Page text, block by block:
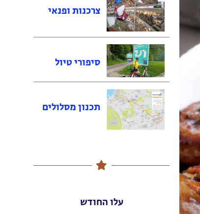
צרכנות ופנאי
סיפורי טיול
תכנון מסלולים
עלו החודש